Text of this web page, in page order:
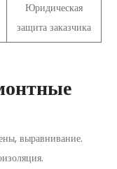
Юридическая
защита заказчика
выравнивание.